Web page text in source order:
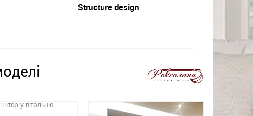
Structure design